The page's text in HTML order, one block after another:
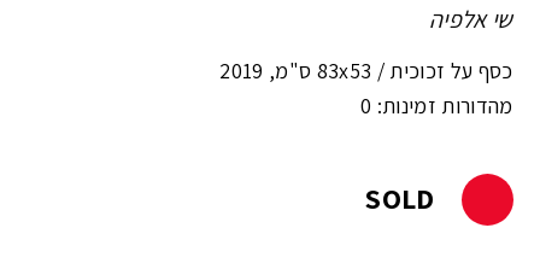
שי אלפיה
כסף על זכוכית / 83x53 ס"מ ,
מהדורות זמינות: 0
SOLD